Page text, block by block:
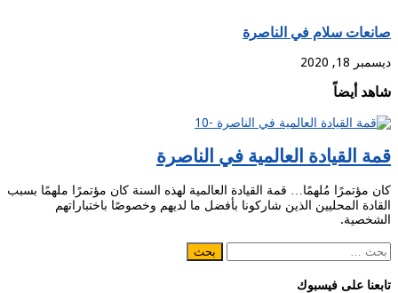
صانعات سلام في الناصرة
ديسمبر 18, 2020
شاهد أيضاً
قمة القيادة العالمية في الناصرة
كان مؤتمرًا مُلهمًا… قمة القيادة العالمية لهذه السنة كان مؤتمرًا ملهمًا بسبب
القادة المحليين الذين شاركونا بأفضل ما لديهم وخصوصًا باختباراتهم
الشخصية.
البحث
عن:
تابعنا على فيسبوك